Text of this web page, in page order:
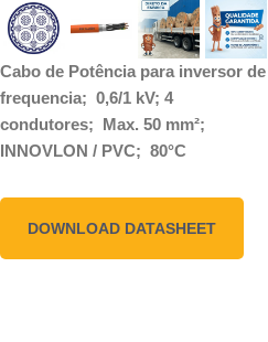
Cabo de Potência para inversor de
frequencia; 0,6/1 kV; 4
condutores; Max. 50 mm²;
INNOVLON / PVC; 80°C
DOWNLOAD DATASHEET